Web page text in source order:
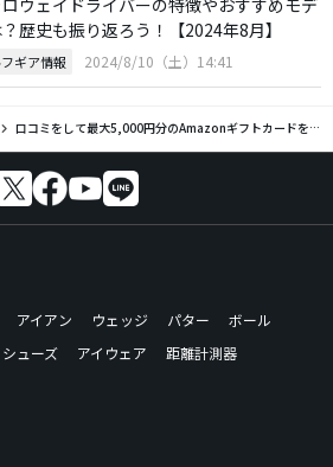
歴史も振り返ろう！【2024年8月】
ギア情報 2024/8/10（土）14:41
口コミをして最大5,000円分のAmazonギフトカードをゲットしよう！
アイアン ウェッジ パター
ボール
シューズ アイウェア
距離計測器